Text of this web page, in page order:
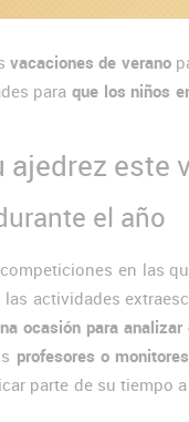
vacaciones de verano
para que los niños
este
el año
en las
actividades
ocasión para
profesores o
parte de su tiempo